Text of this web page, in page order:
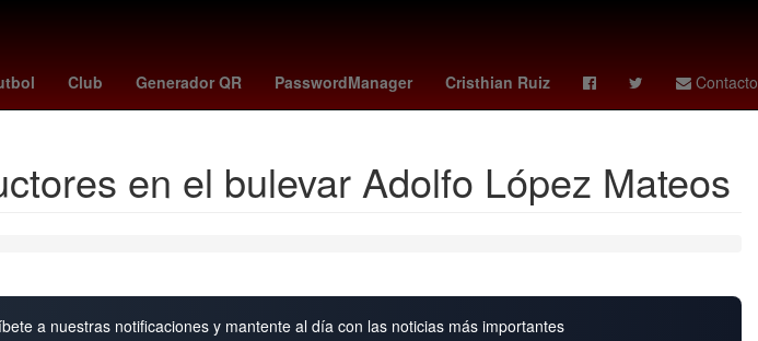
Club Generador QR PasswordManager Cristhian Ruiz Contacto
Senador psv - fortuna sittard Star Wars Aguascalientes Puebla de Zaragoza
en el bulevar Adolfo López Mateos
a nuestras notificaciones y mantente al día con las noticias más importantes